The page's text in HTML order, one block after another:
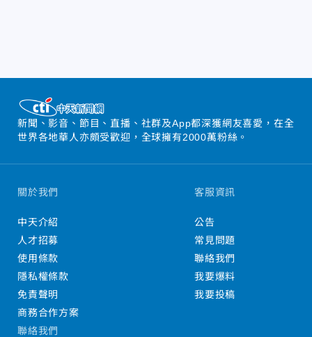
新聞、影音、節目、直播、社群及App都深獲網友喜愛，在全
世界各地華人亦頗受歡迎，全球擁有2000萬粉絲。
關於我們
中天介紹
人才招募
使用條款
隱私權條款
免責聲明
商務合作方案
客服資訊
公告
常見問題
聯絡我們
我要爆料
我要投稿
聯絡我們